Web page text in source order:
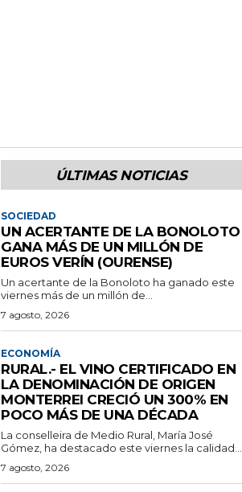
ÚLTIMAS NOTICIAS
SOCIEDAD
UN ACERTANTE DE LA BONOLOTO
GANA MÁS DE UN MILLÓN DE
EUROS VERÍN (OURENSE)
Un acertante de la Bonoloto ha ganado este
viernes más de un millón de...
7 agosto, 2026
ECONOMÍA
RURAL.- EL VINO CERTIFICADO EN
LA DENOMINACIÓN DE ORIGEN
MONTERREI CRECIÓ UN 300% EN
POCO MÁS DE UNA DÉCADA
La conselleira de Medio Rural, María José
Gómez, ha destacado este viernes la calidad...
7 agosto, 2026